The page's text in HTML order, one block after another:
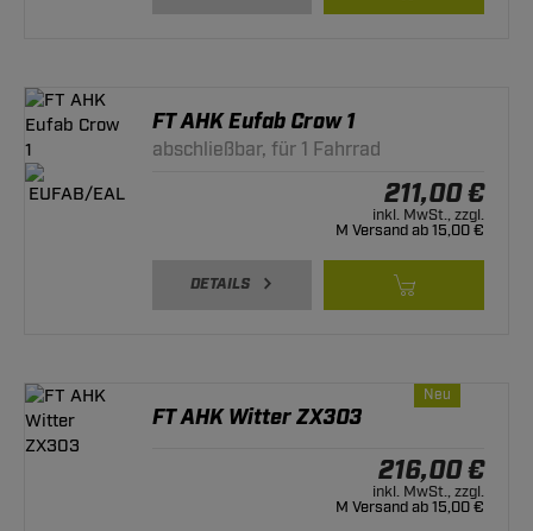
FT AHK Eufab Crow 1
abschließbar, für 1 Fahrrad
211,00 €
inkl. MwSt., zzgl.
M Versand ab 15,00 €
DETAILS
Neu
FT AHK Witter ZX303
216,00 €
inkl. MwSt., zzgl.
M Versand ab 15,00 €